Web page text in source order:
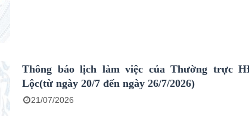
Thông báo lịch làm việc của Thường trực
Lộc(từ ngày 20/7 đến ngày 26/7/2026)
21/07/2026